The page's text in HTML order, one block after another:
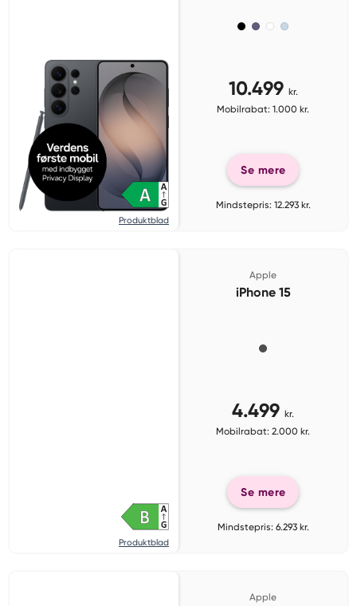
Produktblad
10.499 kr.
Mobilrabat: 1.000 kr.
Se mere
Mindstepris: 12.293 kr.
Produktblad
Apple
iPhone 15
4.499 kr.
Mobilrabat: 2.000 kr.
Se mere
Mindstepris: 6.293 kr.
Apple